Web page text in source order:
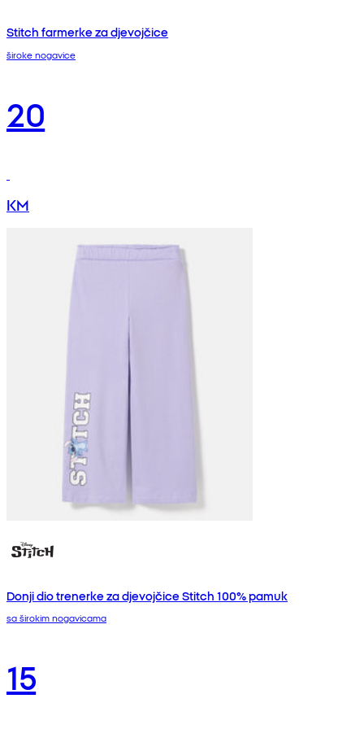
Stitch farmerke za djevojčice
široke nogavice
20
KM
Donji dio trenerke za djevojčice Stitch 100% pamuk
sa širokim nogavicama
15